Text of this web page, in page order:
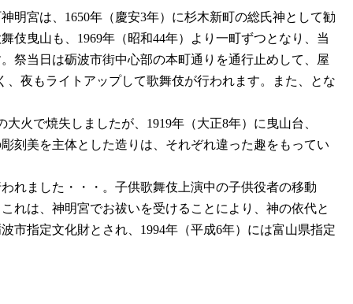
明宮は、1650年（慶安3年）に杉木新町の総氏神として勧
伎曳山も、1969年（昭和44年）より一町ずつとなり、当
祭当日は砺波市街中心部の本町通りを通行止めして、屋
夜もライトアップして歌舞伎が行われます。また、とな
火で焼失しましたが、1919年（大正8年）に曳山台、
刻美を主体とした造りは、それぞれ違った趣をもってい
れました・・・。子供歌舞伎上演中の子供役者の移動
れは、神明宮でお祓いを受けることにより、神の依代と
市指定文化財とされ、1994年（平成6年）には富山県指定